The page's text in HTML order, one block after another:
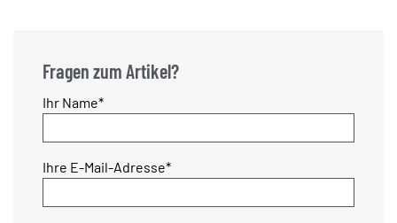
Fragen zum Artikel?
Pflichtfeld
Ihr Name*
Pflichtfeld
Ihre E-Mail-Adresse*